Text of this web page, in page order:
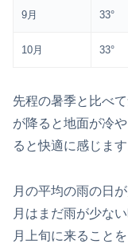
9月 33°
10月 33°
先程の暑季と比べ
が降ると地面が冷
ると快適に感じます
月の平均の雨の日
月はまだ雨が少な
月上旬に来ること